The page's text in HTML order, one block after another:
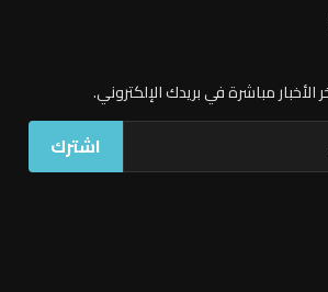
مباشرة في بريدك الإلكتروني.
اشترك